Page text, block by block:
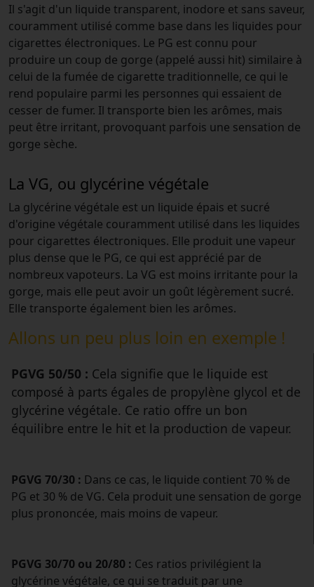
Il s'agit d'un liquide transparent, inodore et sans saveur,
couramment utilisé comme base dans les liquides pour
cigarettes électroniques. Le PG est connu pour
produire un coup de gorge (appelé aussi hit) similaire à
celui de la fumée de cigarette traditionnelle, ce qui le
rend populaire parmi les personnes qui essaient de
cesser de fumer. Il transporte bien les arômes, mais
peut être irritant, provoquant parfois une sensation de
gorge sèche.
La VG, ou glycérine végétale
La glycérine végétale est un liquide épais et sucré
d'origine végétale couramment utilisé dans les liquides
pour cigarettes électroniques. Elle produit une vapeur
plus dense que le PG, ce qui est apprécié par de
nombreux vapoteurs. La VG est moins irritante pour la
gorge, mais elle peut avoir un goût légèrement sucré.
Elle transporte également bien les arômes.
Allons un peu plus loin en exemple !
PGVG 50/50 : Cela signifie que le liquide est
composé à parts égales de propylène glycol et de
glycérine végétale. Ce ratio offre un bon
équilibre entre le hit et la production de vapeur.
PGVG 70/30 : Dans ce cas, le liquide contient 70 % de
PG et 30 % de VG. Cela produit une sensation de gorge
plus prononcée, mais moins de vapeur.
PGVG 30/70 ou 20/80 : Ces ratios privilégient la
glycérine végétale, ce qui se traduit par une